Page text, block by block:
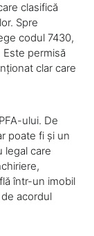
clasifică
Spre
codul 7430,
permisă
clar care
ului. De
poate fi și un
legal care
într-un imobil
acordul